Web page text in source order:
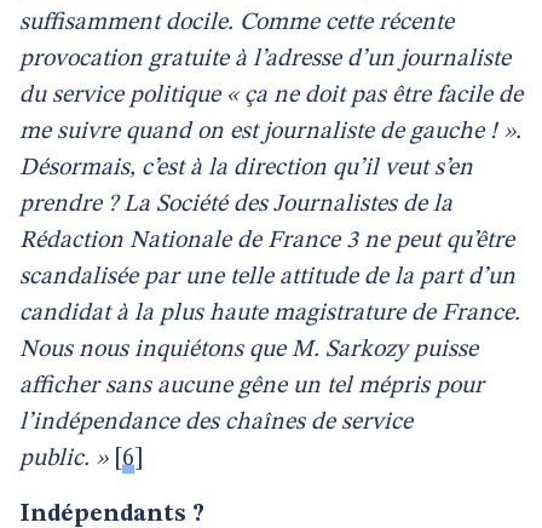
suffisamment docile. Comme cette récente
provocation gratuite à l’adresse d’un journaliste
du service politique « ça ne doit pas être facile de
me suivre quand on est journaliste de gauche ! ».
Désormais, c’est à la direction qu’il veut s’en
prendre ? La Société des Journalistes de la
Rédaction Nationale de France 3 ne peut qu’être
scandalisée par une telle attitude de la part d’un
candidat à la plus haute magistrature de France.
Nous nous inquiétons que M. Sarkozy puisse
afficher sans aucune gêne un tel mépris pour
l’indépendance des chaînes de service
public. »[ 6
Indépendants ?